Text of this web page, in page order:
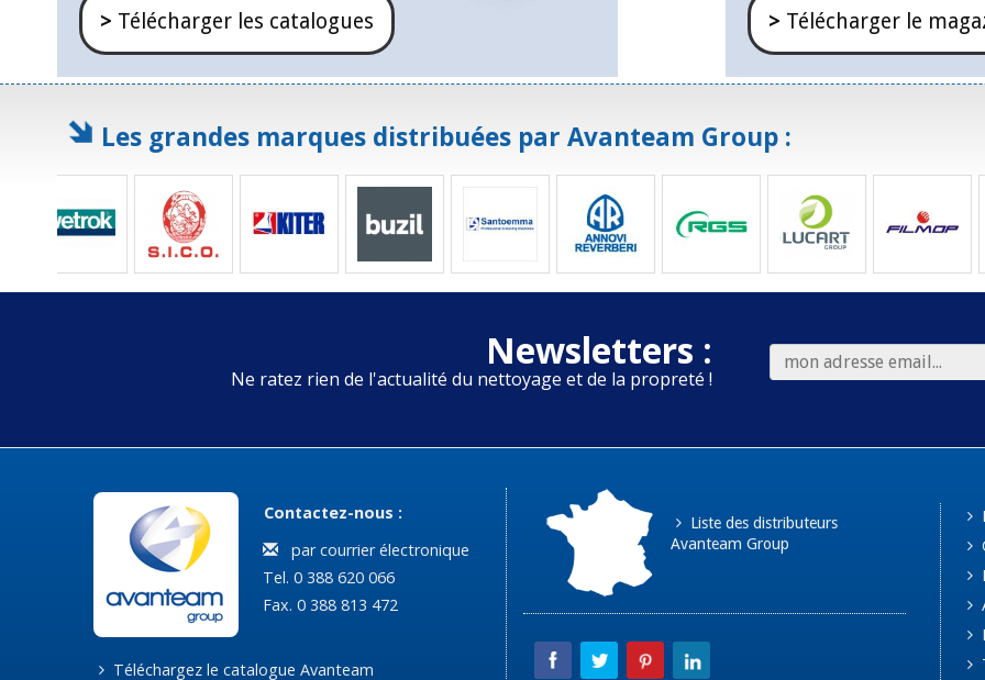
> Télécharger les catalogues > Télécharger le
Les grandes marques distribuées par Avanteam Group :
Newsletters :
Ne ratez rien de l'actualité du nettoyage et de la propreté !
Contactez-nous :
par courrier électronique
Tel. 0 388 620 066
Fax. 0 388 813 472
Téléchargez le catalogue Avanteam
Liste des distributeurs
Avanteam Group